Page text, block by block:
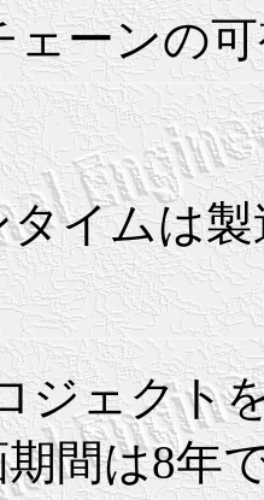
ーンの
イムは
ジェクト
間は8年